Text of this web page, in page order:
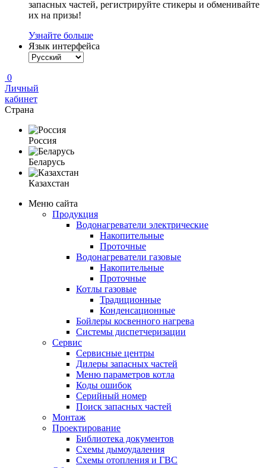
запасных частей, регистрируйте стикеры и обменивайте
их на призы!
Узнайте больше
Язык интерфейса
0
Личный
кабинет
Страна
Россия
Беларусь
Казахстан
Меню сайта
Продукция
Водонагреватели электрические
Накопительные
Проточные
Водонагреватели газовые
Накопительные
Проточные
Котлы газовые
Традиционные
Конденсационные
Бойлеры косвенного нагрева
Системы диспетчеризации
Сервис
Сервисные центры
Дилеры запасных частей
Меню параметров котла
Коды ошибок
Серийный номер
Поиск запасных частей
Монтаж
Проектирование
Библиотека документов
Схемы дымоудаления
Схемы отопления и ГВС